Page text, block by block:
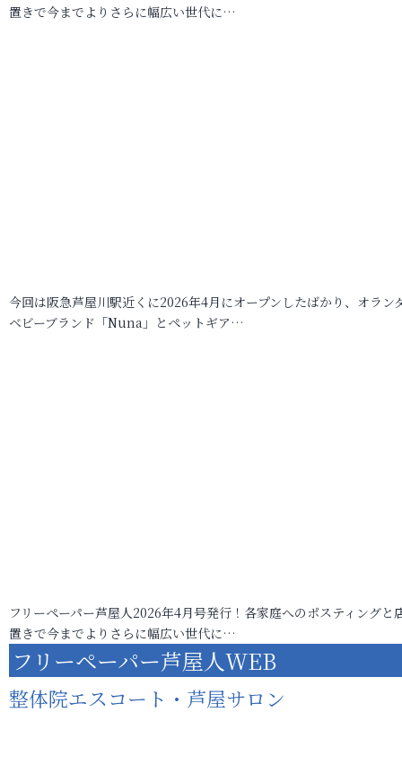
置きで今までよりさらに幅広い世代に…
今回は阪急芦屋川駅近くに2026年4月にオープンしたばかり、オラン
ベビーブランド「Nuna」とペットギア…
フリーペーパー芦屋人2026年4月号発行！各家庭へのポスティングと
置きで今までよりさらに幅広い世代に…
フリーペーパー芦屋人WEB
整体院エスコート・芦屋サロン